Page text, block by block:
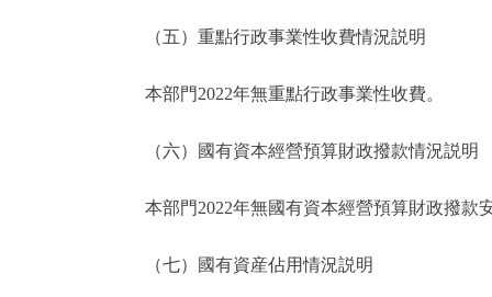
（五）重點行政事業性收費情況説明
本部門2022年無重點行政事業性收費。
（六）國有資本經營預算財政撥款情況説明
本部門2022年無國有資本經營預算財政撥款
（七）國有資産佔用情況説明